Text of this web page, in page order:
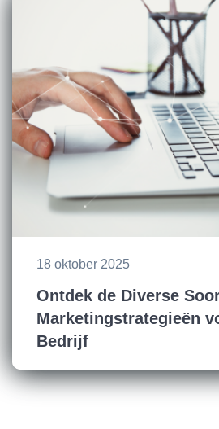
18 oktober 2025
Ontdek de Diverse
Marketingstrategieën
Bedrijf